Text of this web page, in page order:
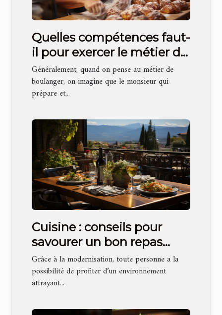
Quelles compétences faut-
il pour exercer le métier de
boulanger ?
Généralement, quand on pense au métier de
boulanger, on imagine que le monsieur qui
prépare et...
Cuisine : conseils pour
savourer un bon repas
dans les restaurants en
terrasse
Grâce à la modernisation, toute personne a la
possibilité de profiter d’un environnement
attrayant...